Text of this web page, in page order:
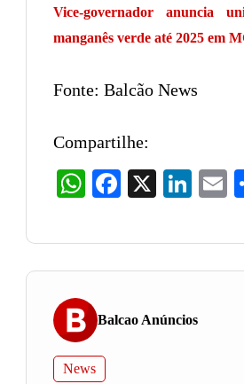
Vice-governador anuncia
manganês verde até 2025 em
Fonte: Balcão News
Compartilhe:
WhatsAppFacebook
Balcao Anúncios
News